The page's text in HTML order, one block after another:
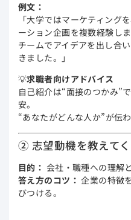
例文：
「大学ではマーケティング
ーション企画を複数経験しま
チームでアイデアを出し合
きました。」
💡求職者向けアドバイス
自己紹介は“面接のつかみ”
安。
“あなたがどんな人か”が伝
② 志望動機を教えて
目的： 会社・職種への理解
答え方のコツ： 企業の特徴
びつける。